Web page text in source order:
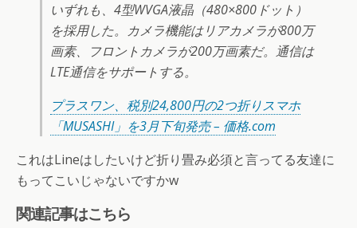
いずれも、4型WVGA液晶（480×800ドット）
を採用した。カメラ機能はリアカメラが800万
画素、フロントカメラが200万画素だ。通信は
LTE通信をサポートする。
プラスワン、税別24,800円の2つ折りスマホ
「MUSASHI」を3月下旬発売 – 価格.com
これはLineはしたいけど折り畳み必須と言ってる友達に
もってこいじゃないですかw
関連記事はこちら